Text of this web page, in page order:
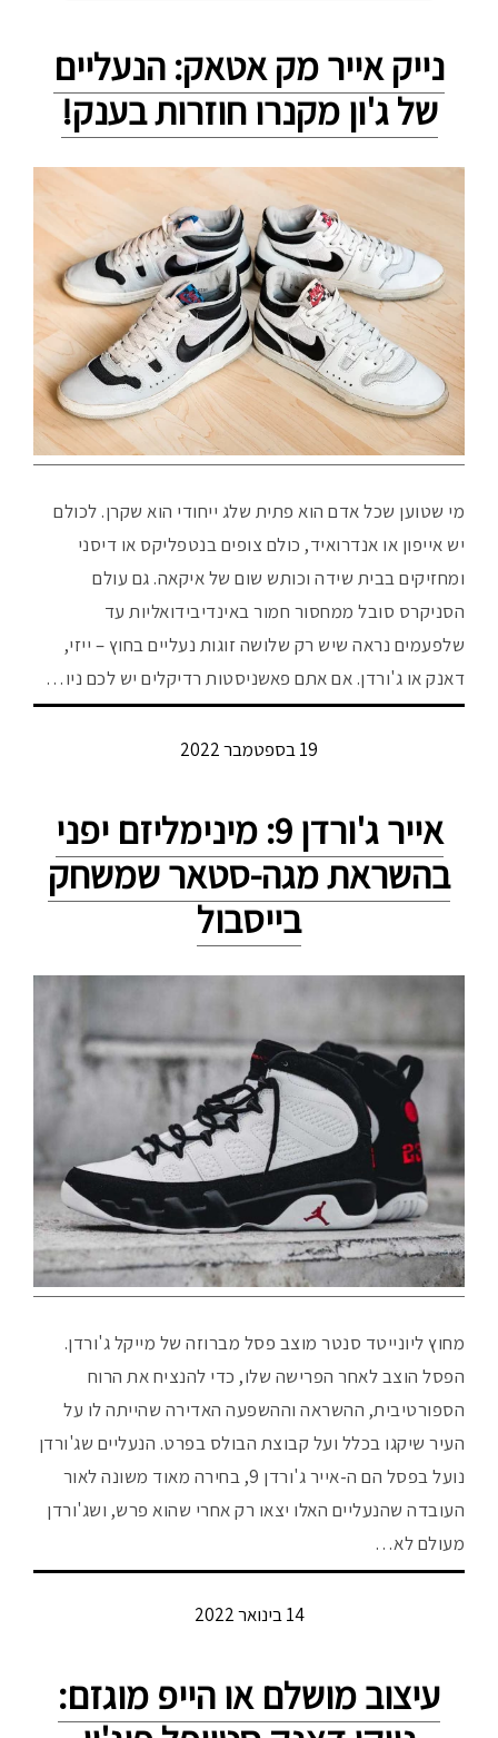
נייק אייר מק אטאק: הנעליים
של ג'ון מקנרו חוזרות בענק!
מי שטוען שכל אדם הוא פתית שלג ייחודי הוא שקרן. לכולם
יש אייפון או אנדרואיד, כולם צופים בנטפליקס או דיסני
ומחזיקים בבית שידה וכותש שום של איקאה. גם עולם
הסניקרס סובל ממחסור חמור באינדיבידואליות עד
שלפעמים נראה שיש רק שלושה זוגות נעליים בחוץ – ייזי,
דאנק או ג'ורדן. אם אתם פאשניסטות רדיקלים יש לכם ניו…
19 בספטמבר 2022
אייר ג'ורדן 9: מינימליזם יפני
בהשראת מגה-סטאר שמשחק
בייסבול
מחוץ ליונייטד סנטר מוצב פסל מברוזה של מייקל ג'ורדן.
הפסל הוצב לאחר הפרישה שלו, כדי להנציח את הרוח
הספורטיבית, ההשראה וההשפעה האדירה שהייתה לו על
העיר שיקגו בכלל ועל קבוצת הבולס בפרט. הנעליים שג'ורדן
נועל בפסל הם ה-אייר ג'ורדן 9, בחירה מאוד משונה לאור
העובדה שהנעליים האלו יצאו רק אחרי שהוא פרש, ושג'ורדן
מעולם לא…
14 בינואר 2022
עיצוב מושלם או הייפ מוגזם: